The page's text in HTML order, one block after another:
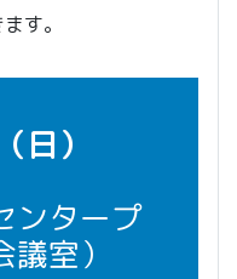
す。
日）
ンタープ
室）